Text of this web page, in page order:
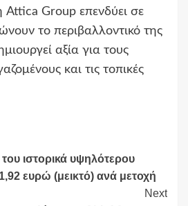
Attica Group επενδύει σε
το περιβαλλοντικό της
αξία για τους
και τις τοπικές
ιστορικά υψηλότερου
ευρώ (μεικτό) ανά μετοχή
Next